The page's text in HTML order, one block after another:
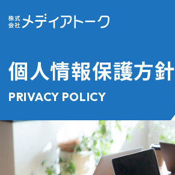
個人情報保護方針
PRIVACY POLICY